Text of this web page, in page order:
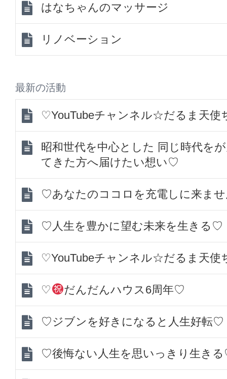
はなちゃんのマッサージ
リノベーション
最新の活動
♡YouTubeチャンネル☆だるま天
昭和世代を中心とした 同じ時代を
てきた方へ届けたい想い♡
♡あなたのココロを充電しに来ま
♡人生を豊かに望む未来を生きる♡
♡YouTubeチャンネル☆だるま天
♡ だんだんハウス6周年♡
♡ジブンを好きになると人生好転♡
♡後悔ない人生を思いっきり生き